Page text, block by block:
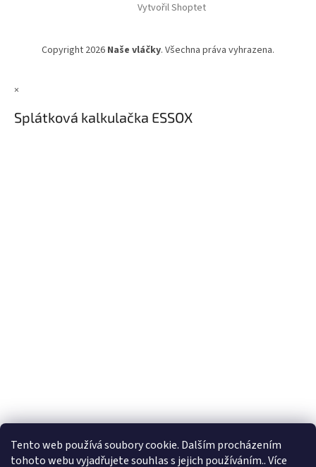
Tento web používá soubory cookie. Dalším procházením
tohoto webu vyjadřujete souhlas s jejich používáním.. Více
Vytvořil Shoptet
Copyright 2026 Naše vláčky. Všechna práva vyhrazena.
×
Splátková kalkulačka ESSOX